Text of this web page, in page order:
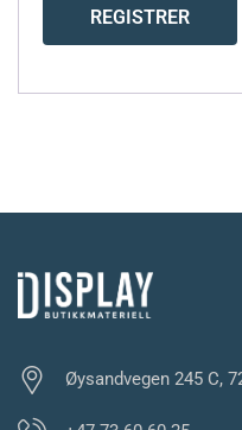
REGISTRER
Øysandvegen 245 C,